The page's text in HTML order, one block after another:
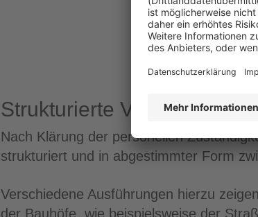
Strukturierte
Nach Klärung der personellen
strukturiert und in abgestimmter Form
Verschiedene Ausführungen hierzu
der Bauhöfe, wie beispielsweise der